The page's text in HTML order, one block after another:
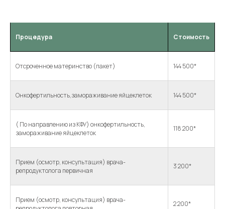
Процедура Стоимость
Отсроченное материнство (пакет) 144 500*
Онкофертильность,замораживание яйцеклеток 144 500*
( По направлению из КФУ) онкофертильность,
замораживание яйцеклеток
118 200*
Прием (осмотр, консультация) врача-
репродуктолога первичная
3 200*
Прием (осмотр, консультация) врача-
2 200*